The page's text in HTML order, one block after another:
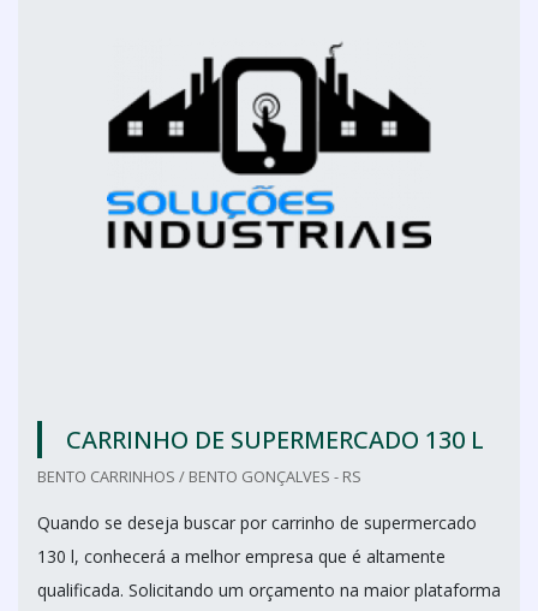
CARRINHO DE SUPERMERCADO 130 L
BENTO CARRINHOS / BENTO GONÇALVES - RS
Quando se deseja buscar por carrinho de supermercado
130 l, conhecerá a melhor empresa que é altamente
qualificada. Solicitando um orçamento na maior plataforma